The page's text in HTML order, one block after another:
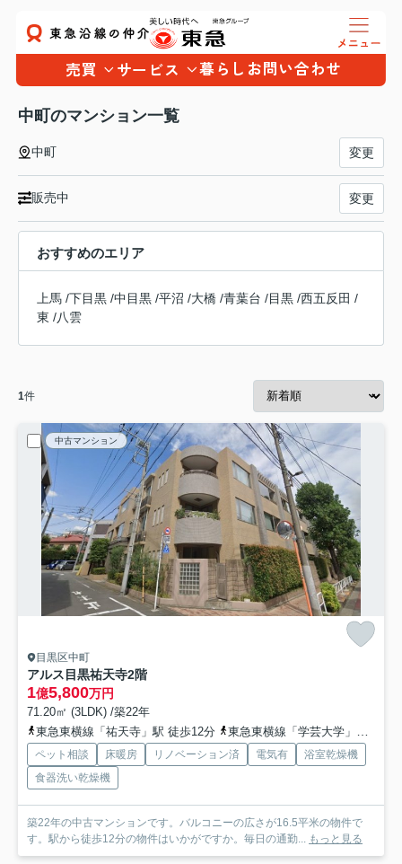
売買 サービス 暮らし お問い合わせ
中町のマンション一覧
中町 変更
販売中 変更
おすすめのエリア
上馬 /下目黒 /中目黒 /平沼 /大橋 /青葉台 /目黒 /西五反田 /
東 /八雲
1件
中古マンション
目黒区中町
アルス目黒祐天寺2階
1億5,800万円
71.20㎡ (3LDK) /築22年
東急東横線「祐天寺」駅 徒歩12分
東急東横線「学芸大学」駅 徒歩10分
ペット相談 床暖房 リノベーション済 電気有
浴室乾燥機
食器洗い乾燥機
築22年の中古マンションです。バルコニーの広さが16.5平米の物件で
す。駅から徒歩12分の物件はいかがですか。毎日の通勤...
もっと見る